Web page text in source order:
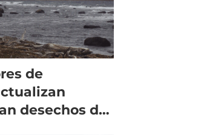
de
desechos de